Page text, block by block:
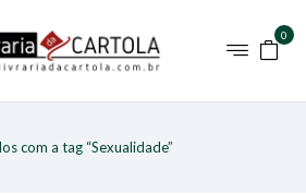
0
com a tag “Sexualidade”